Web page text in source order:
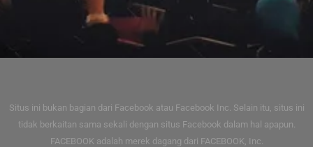
Situs ini bukan bagian dari Facebook atau Facebook Inc. Selain itu, situs ini
tidak berkaitan sama sekali dengan situs Facebook dalam hal apapun.
FACEBOOK adalah merek dagang dari FACEBOOK, Inc.